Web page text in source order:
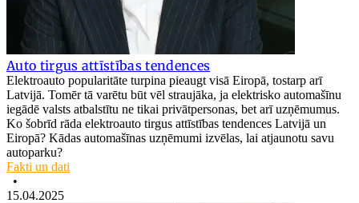
Auto tirgus attīstības tendences
Elektroauto popularitāte turpina pieaugt visā Eiropā, tostarp arī
Latvijā. Tomēr tā varētu būt vēl straujāka, ja elektrisko automašīnu
iegādē valsts atbalstītu ne tikai privātpersonas, bet arī uzņēmumus.
Ko šobrīd rāda elektroauto tirgus attīstības tendences Latvijā un
Eiropā? Kādas automašīnas uzņēmumi izvēlas, lai atjaunotu savu
autoparku?
Fakti un dati
•
15.04.2025